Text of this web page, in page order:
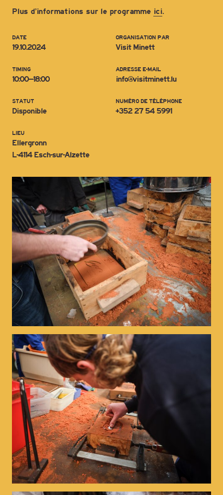
Plus d’informations sur le programme ici.
DATE
19.10.2024
TIMING
10:00–18:00
STATUT
Disponible
LIEU
Ellergronn
L-4114 Esch-sur-Alzette
ORGANISATION PAR
Visit Minett
ADRESSE E-MAIL
info@visitminett.lu
NUMÉRO DE TÉLÉPHONE
+352 27 54 5991